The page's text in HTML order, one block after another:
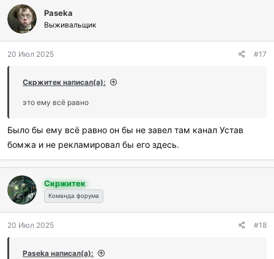
Paseka
Выживальщик
20 Июл 2025 #17
Скржитек написал(а):
это ему всё равно
Было бы ему всё равно он бы не завел там канал Устав
бомжа и не рекламировал бы его здесь.
Скржитек
Команда форума
20 Июл 2025 #18
Paseka написал(а):